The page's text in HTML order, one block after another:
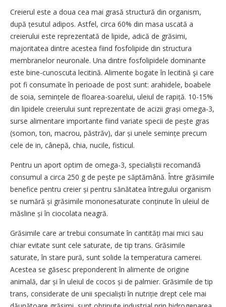
Creierul este a doua cea mai grasă structură din organism,
după țesutul adipos. Astfel, circa 60% din masa uscată a
creierului este reprezentată de lipide, adică de grăsimi,
majoritatea dintre acestea fiind fosfolipide din structura
membranelor neuronale. Una dintre fosfolipidele domi­nante
este bine-cunoscuta lecitină. Alimente bogate în lecitină şi care
pot fi consumate în perioade de post sunt: arahidele, boabele
de soia, semin­țele de floarea-soarelui, uleiul de rapiță. 10-15%
din lipidele cre­ie­rului sunt reprezentate de acizii grași omega-3,
surse alimentare importante fiind variate specii de pește gras
(somon, ton, macrou, păstrăv), dar și unele semințe precum
cele de in, cânepă, chia, nucile, fisticul.
Pentru un aport optim de ome­ga-3, specialiștii recomandă
consumul a circa 250 g de pește pe săptămână. Între grăsimile
bene­fice pentru creier și pentru sănă­tatea întregului organism
se nu­mără și grăsimile mononesaturate conținute în uleiul de
măsline și în ciocolata neagră.
Grăsimile care ar trebui consumate în cantități mai mici sau
chiar evitate sunt cele saturate, de tip trans. Grăsimile
saturate, în stare pură, sunt solide la temperatura camerei.
Acestea se gă­sesc preponderent în alimente de origine
animală, dar și în uleiul de cocos și de palmier. Grăsimile de tip
trans, considerate de unii specialiști în nutriție drept cele mai